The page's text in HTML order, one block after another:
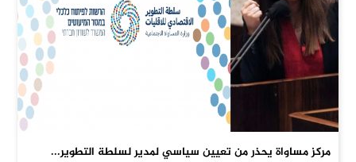
مركز مساواة يحذر من تعيين سياسي لمدير لسلطة التطوير...